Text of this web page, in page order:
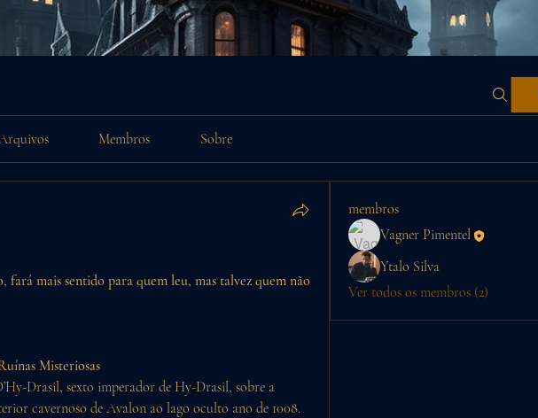
Membros Sobre
mais sentido para quem leu, mas talvez quem não
Misteriosas
Drasil, sexto imperador de Hy-Drasil, sobre a
cavernoso de Avalon ao lago oculto ano de 1008.
membros
Vagner Pimentel
Ytalo Silva
Ver todos os membros (2)